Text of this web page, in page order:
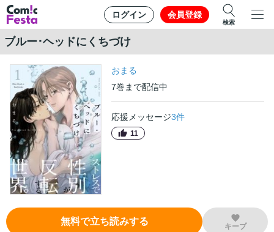
ログイン 会員登録
検索
ブルー･ヘッドにくちづけ
おまる
7巻 まで配信中
応援メッセージ3件
11
無料で立ち読みする キープ